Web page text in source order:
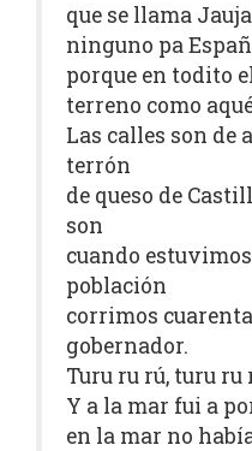
que se llama
ninguno pa
porque en
terreno como
Las calles son
terrón
de queso de
son
cuando
población
corrimos
gobernador.
Turu ru rú, turu ru
Y a la mar fui a
en la mar no